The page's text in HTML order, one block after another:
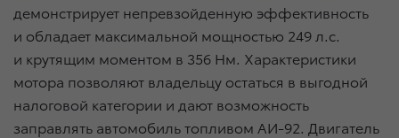
демонстрирует непревзойденную эффективность
и обладает максимальной мощностью 249 л.с.
и крутящим моментом в 356 Нм. Характеристики
мотора позволяют владельцу остаться в выгодной
налоговой категории и дают возможность
заправлять автомобиль топливом АИ-92. Двигатель